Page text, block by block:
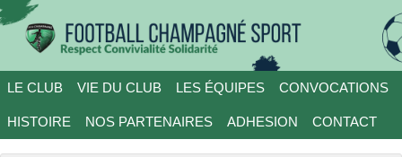
LE CLUB VIE DU CLUB LES ÉQUIPES CONVOCATIONS
HISTOIRE NOS PARTENAIRES ADHESION CONTACT
Panneau de gestion des cookies